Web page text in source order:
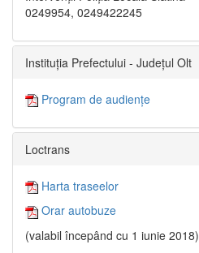
0249954, 0249422245
Instituția Prefectului - Județul Olt
Program de audiențe
Loctrans
Harta traseelor
Orar autobuze
(valabil începând cu 1 iunie 2018)